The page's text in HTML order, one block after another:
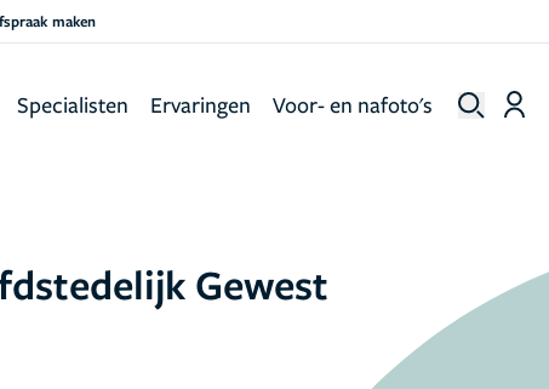
maken
Specialisten Ervaringen Voor- en nafoto's
Gewest